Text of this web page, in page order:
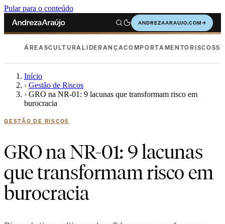
Pular para o conteúdo
ANDREZAARAUJO.COM→
ÁREASCULTURALIDERANÇACOMPORTAMENTORISCOS
Início
› Gestão de Riscos
› GRO na NR-01: 9 lacunas que transformam risco em
burocracia
GESTÃO DE RISCOS
GRO na NR-01: 9 lacunas
que transformam risco em
burocracia